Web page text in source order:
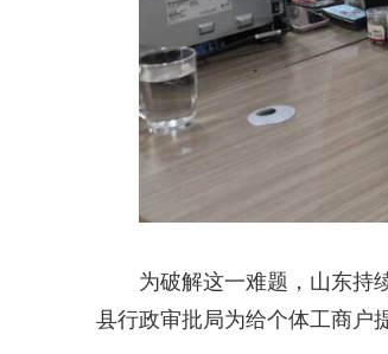
为破解这一难题，山东持
县行政审批局为给个体工商户